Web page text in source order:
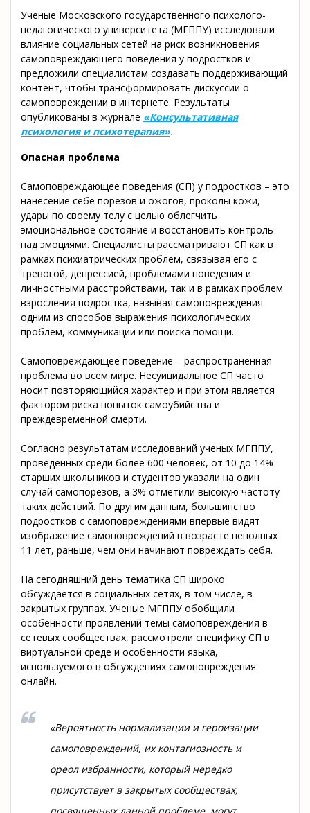
Ученые Московского государственного психолого-
педагогического университета (МГППУ) исследовали
влияние социальных сетей на риск возникновения
самоповреждающего поведения у подростков и
предложили специалистам создавать поддерживающий
контент, чтобы трансформировать дискуссии о
самоповреждении в интернете. Результаты
опубликованы в журнале «Консультативная
психология и психотерапия».
Опасная проблема
Самоповреждающее поведения (СП) у подростков – это
нанесение себе порезов и ожогов, проколы кожи,
удары по своему телу с целью облегчить
эмоциональное состояние и восстановить контроль
над эмоциями. Специалисты рассматривают СП как в
рамках психиатрических проблем, связывая его с
тревогой, депрессией, проблемами поведения и
личностными расстройствами, так и в рамках проблем
взросления подростка, называя самоповреждения
одним из способов выражения психологических
проблем, коммуникации или поиска помощи.
Самоповреждающее поведение – распространенная
проблема во всем мире. Несуицидальное СП часто
носит повторяющийся характер и при этом является
фактором риска попыток самоубийства и
преждевременной смерти.
Согласно результатам исследований ученых МГППУ,
проведенных среди более 600 человек, от 10 до 14%
старших школьников и студентов указали на один
случай самопорезов, а 3% отметили высокую частоту
таких действий. По другим данным, большинство
подростков с самоповреждениями впервые видят
изображение самоповреждений в возрасте неполных
11 лет, раньше, чем они начинают повреждать себя.
На сегодняшний день тематика СП широко
обсуждается в социальных сетях, в том числе, в
закрытых группах. Ученые МГППУ обобщили
особенности проявлений темы самоповреждения в
сетевых сообществах, рассмотрели специфику СП в
виртуальной среде и особенности языка,
используемого в обсуждениях самоповреждения
онлайн.
«Вероятность нормализации и героизации
самоповреждений, их контагиозность и
ореол избранности, который нередко
присутствует в закрытых сообществах,